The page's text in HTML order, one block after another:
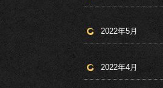
2022年5月
2022年4月